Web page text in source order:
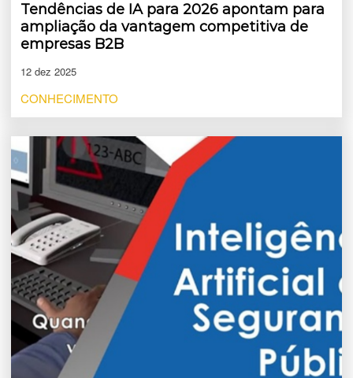
Tendências de IA para 2026 apontam para
ampliação da vantagem competitiva de
empresas B2B
12 dez 2025
CONHECIMENTO